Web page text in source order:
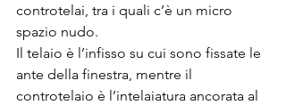
controtelai, tra i quali c’è un micro
spazio nudo.
Il telaio è l’infisso su cui sono fissate le
ante della finestra, mentre il
controtelaio è l’intelaiatura ancorata al